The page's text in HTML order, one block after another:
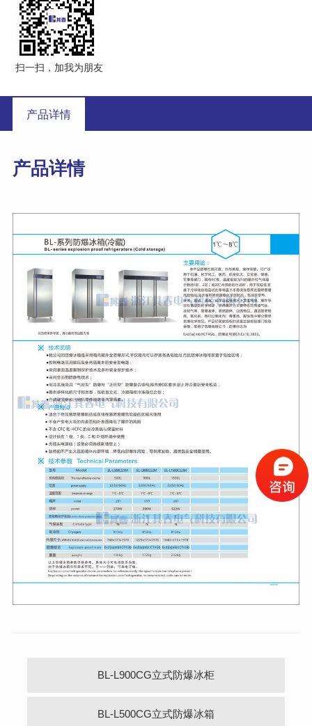
扫一扫，加我为朋友
产品详情
产品详情
BL-L900CG立式防爆冰柜
BL-L500CG立式防爆冰箱